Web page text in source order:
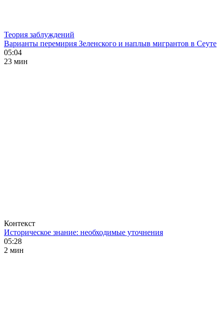
Теория заблуждений
Варианты перемирия Зеленского и наплыв мигрантов в Сеуте
05:04
23 мин
Контекст
Историческое знание: необходимые уточнения
05:28
2 мин